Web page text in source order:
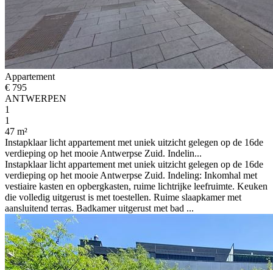
Appartement
€ 795
ANTWERPEN
1
1
47 m²
Instapklaar licht appartement met uniek uitzicht gelegen op de 16de
verdieping op het mooie Antwerpse Zuid. Indelin...
Instapklaar licht appartement met uniek uitzicht gelegen op de 16de
verdieping op het mooie Antwerpse Zuid. Indeling: Inkomhal met
vestiaire kasten en opbergkasten, ruime lichtrijke leefruimte. Keuken
die volledig uitgerust is met toestellen. Ruime slaapkamer met
aansluitend terras. Badkamer uitgerust met bad ...